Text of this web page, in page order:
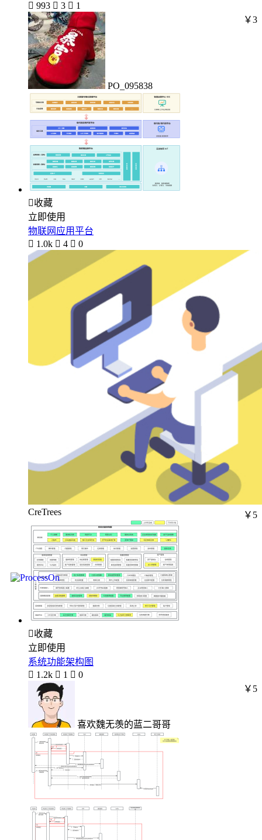
 993  3  1
PO_095838
￥3
收藏
立即使用
物联网应用平台
 1.0k  4  0
CreTrees ￥5
收藏
立即使用
系统功能架构图
 1.2k  1  0
喜欢魏无羡的蓝二哥哥
￥5